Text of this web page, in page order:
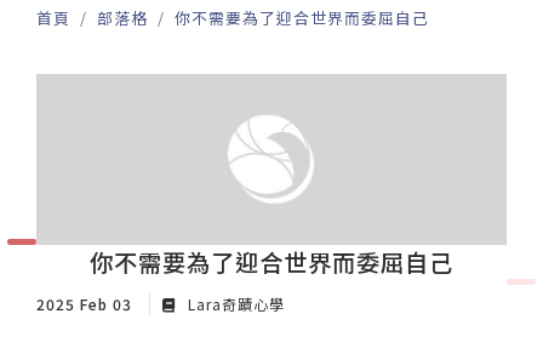
首頁 部落格 你不需要為了迎合世界而委屈自己
你不需要為了迎合世界而委屈自己
2025 Feb 03 Lara奇蹟心學